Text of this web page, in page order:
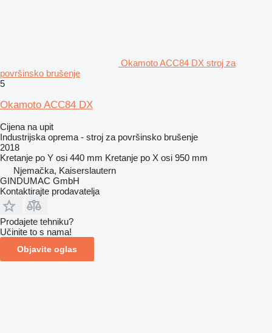
Okamoto ACC84 DX stroj za
površinsko brušenje
5
Okamoto ACC84 DX
Cijena na upit
Industrijska oprema - stroj za površinsko brušenje
2018
Kretanje po Y osi 440 mm Kretanje po X osi 950 mm
Njemačka, Kaiserslautern
GINDUMAC GmbH
Kontaktirajte prodavatelja
Prodajete tehniku?
Učinite to s nama!
Objavite oglas